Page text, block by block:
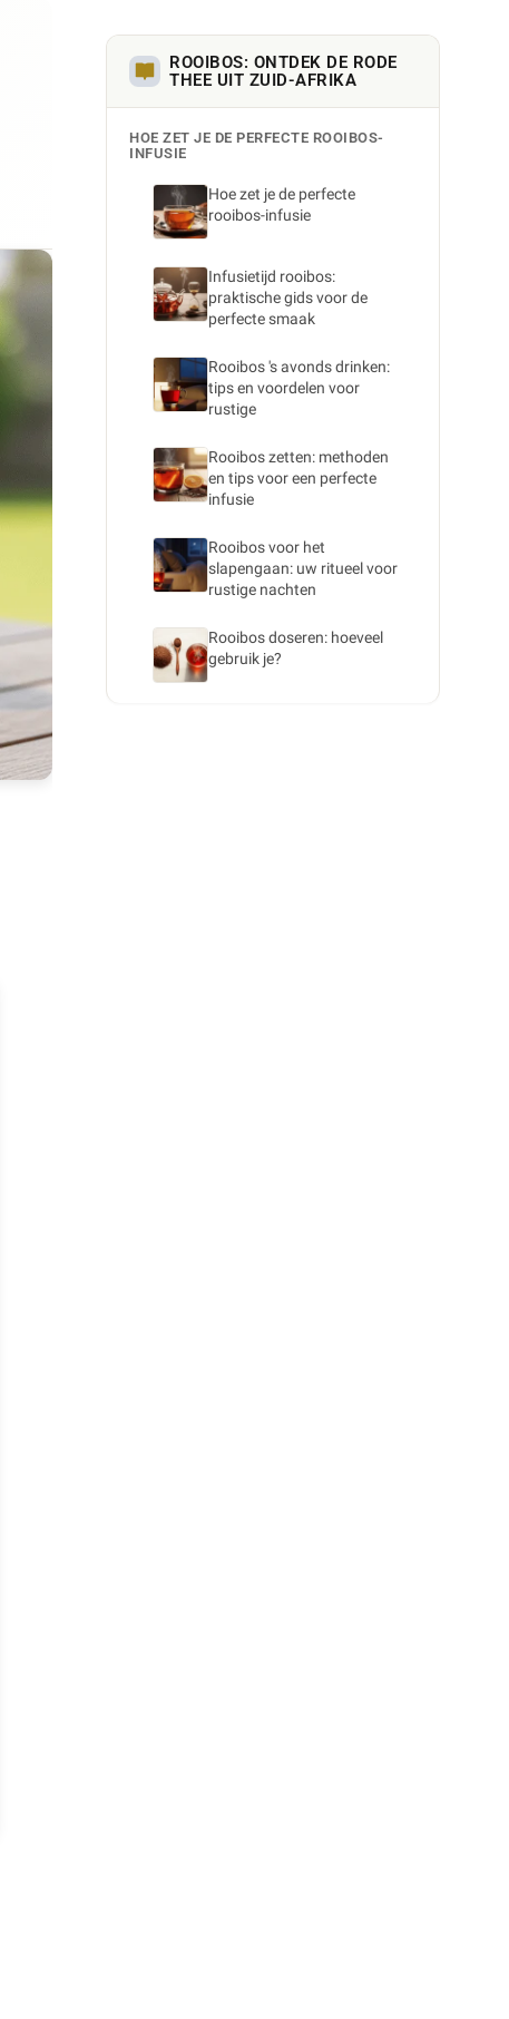
ROOIBOS: ONTDEK DE RODE
THEE UIT ZUID-AFRIKA
HOE ZET JE DE PERFECTE ROOIBOS-
INFUSIE
Hoe zet je de perfecte
rooibos-infusie
Infusietijd rooibos:
praktische gids voor de
perfecte smaak
Rooibos 's avonds drinken:
tips en voordelen voor
rustige
Rooibos zetten: methoden
en tips voor een perfecte
infusie
Rooibos voor het
slapengaan: uw ritueel voor
rustige nachten
Rooibos doseren: hoeveel
gebruik je?